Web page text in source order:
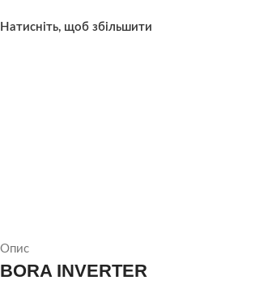
Натисніть, щоб збільшити
Опис
BORA INVERTER